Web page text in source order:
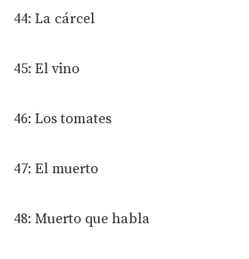
44: La cárcel
45: El vino
46: Los tomates
47: El muerto
48: Muerto que habla